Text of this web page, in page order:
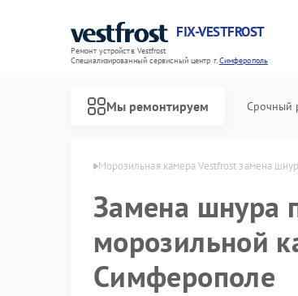
FIX-VESTFROST
Ремонт устройств Vestfrost
Специализированный cервисный центр г.Симферополь
Мы ремонтируем Срочный
Морозильная камера Vestfrost замена
Замена шнура
морозильной
Симферополе